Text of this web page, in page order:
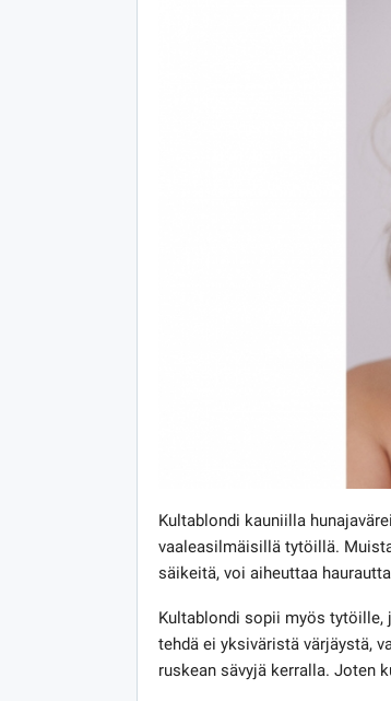
Kultablondi kauniilla
vaaleasilmäisillä tytöillä.
säikeitä, voi aiheuttaa
Kultablondi sopii myös
tehdä ei yksiväristä värjäystä,
ruskean sävyjä kerralla. Joten